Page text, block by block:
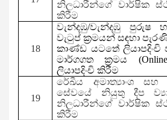
නිලධාරීන්ගේ වාර්ෂික
කිරීම
18
වැන්දඹු/වැන්දඹු පුරුෂ
වැටුප් ක්‍රමයන් සඳහා
කාණ්ඩ යටතේ ලියාපදිංචි
මාර්ගගත ක්‍රමය (
ලියාපදිංචි කිරීම
19
රේඛීය අමාත්‍යාංශ සහ
සේවයේ නියුතු දීප
නිලධාරීන්ගේ වාර්ෂික
කිරීම